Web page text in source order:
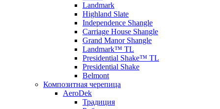
Landmark
Highland Slate
Independence Shangle
Carriage House Shangle
Grand Manor Shangle
Landmark™ TL
Presidential Shake™ TL
Presidential Shake
Belmont
Композитная черепица
AeroDek
Традиция